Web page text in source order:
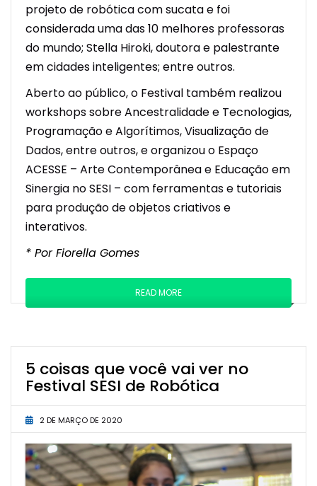
projeto de robótica com sucata e foi
considerada uma das 10 melhores professoras
do mundo; Stella Hiroki, doutora e palestrante
em cidades inteligentes; entre outros.
Aberto ao público, o Festival também realizou
workshops sobre Ancestralidade e Tecnologias,
Programação e Algorítimos, Visualização de
Dados, entre outros, e organizou o Espaço
ACESSE – Arte Contemporânea e Educação em
Sinergia no SESI – com ferramentas e tutoriais
para produção de objetos criativos e
interativos.
* Por Fiorella Gomes
READ MORE
5 coisas que você vai ver no
Festival SESI de Robótica
2 DE MARÇO DE 2020